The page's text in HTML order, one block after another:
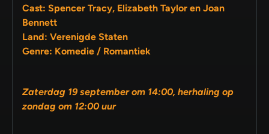
Cast: Spencer Tracy, Elizabeth Taylor en Joan
Bennett
Land: Verenigde Staten
Genre: Komedie / Romantiek
Zaterdag 19 september om 14:00, herhaling op
zondag om 12:00 uur